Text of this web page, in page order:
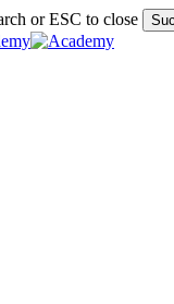
or ESC to close